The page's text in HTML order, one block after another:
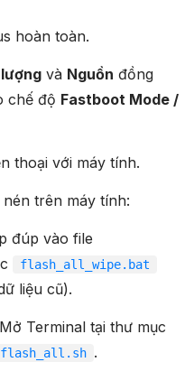
hoàn toàn.
và Nguồn đồng
chế độ Fastboot Mode /
thoại với máy tính.
trên máy tính:
đúp vào file
flash_all_wipe.bat
liệu cũ).
Mở Terminal tại thư mục
.